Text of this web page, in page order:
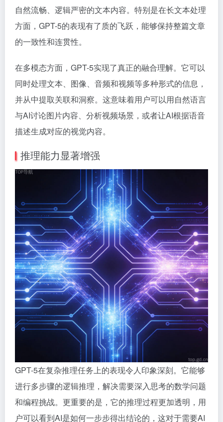
自然流畅、逻辑严密的文本内容。特别是在长文本处理
方面，GPT-5的表现有了质的飞跃，能够保持整篇文章
的一致性和连贯性。
在多模态方面，GPT-5实现了真正的融合理解。它可以
同时处理文本、图像、音频和视频等多种形式的信息，
并从中提取关联和洞察。这意味着用户可以用自然语言
与AI讨论图片内容、分析视频场景，或者让AI根据语音
描述生成对应的视觉内容。
推理能力显著增强
GPT-5在复杂推理任务上的表现令人印象深刻。它能够
进行多步骤的逻辑推理，解决需要深入思考的数学问题
和编程挑战。更重要的是，它的推理过程更加透明，用
户可以看到AI是如何一步步得出结论的，这对于需要AI